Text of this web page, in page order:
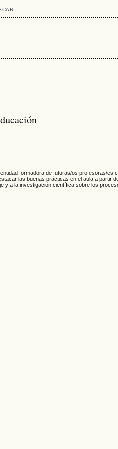
formadora de futuras/os profesoras/es
las buenas prácticas en el aula a partir
y a la investigación científica sobre los